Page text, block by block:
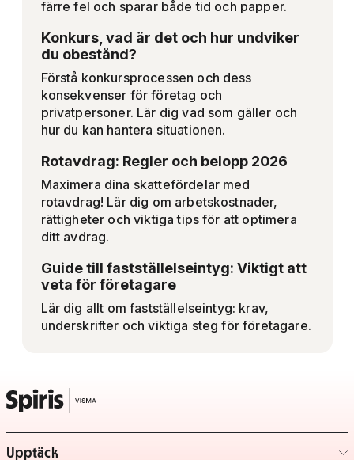
färre fel och sparar både tid och papper.
Konkurs, vad är det och hur undviker
du obestånd?
Förstå konkursprocessen och dess
konsekvenser för företag och
privatpersoner. Lär dig vad som gäller och
hur du kan hantera situationen.
Rotavdrag: Regler och belopp 2026
Maximera dina skattefördelar med
rotavdrag! Lär dig om arbetskostnader,
rättigheter och viktiga tips för att optimera
ditt avdrag.
Guide till fastställelseintyg: Viktigt att
veta för företagare
Lär dig allt om fastställelseintyg: krav,
underskrifter och viktiga steg för företagare.
Upptäck